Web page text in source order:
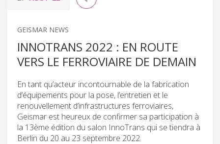
GEISMAR NEWS
INNOTRANS 2022 : EN ROUTE
VERS LE FERROVIAIRE DE DEMAIN
En tant qu’acteur incontournable de la fabrication
d’équipements pour la pose, l’entretien et le
renouvellement d’infrastructures ferroviaires,
Geismar est heureux de confirmer sa participation à
la 13ème édition du salon InnoTrans qui se tiendra à
Berlin du 20 au 23 septembre 2022.